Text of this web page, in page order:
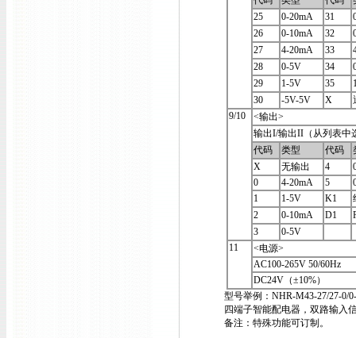
25
0-20mA 31
26
0-10mA 32
27
4-20mA 33
28
0-5V 34
29
1-5V 35
30
-5V-5V X
9/10
<输出>
输出I/输出II（从列表中
代码
类型 代码
X
无输出 4
0
4-20mA 5
1
1-5V K1
2
0-10mA D1
3
0-5V
11
<电源>
AC100-265V 50/60Hz
DC24V（±10%）
型号举例：NHR-M43-27/27-0/
四端子智能配电器，双路输入
备注：特殊功能可订制。